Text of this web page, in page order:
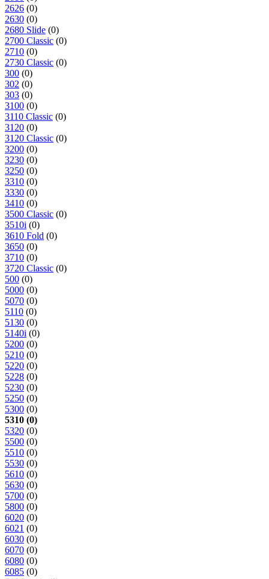
2626 (0)
2630 (0)
2680 Slide (0)
2700 Classic (0)
2710 (0)
2730 Classic (0)
300 (0)
302 (0)
303 (0)
3100 (0)
3110 Classic (0)
3120 (0)
3120 Classic (0)
3200 (0)
3230 (0)
3250 (0)
3310 (0)
3330 (0)
3410 (0)
3500 Classic (0)
3510i (0)
3610 Fold (0)
3650 (0)
3710 (0)
3720 Classic (0)
500 (0)
5000 (0)
5070 (0)
5110 (0)
5130 (0)
5140i (0)
5200 (0)
5210 (0)
5220 (0)
5228 (0)
5230 (0)
5250 (0)
5300 (0)
5310 (0)
5320 (0)
5500 (0)
5510 (0)
5530 (0)
5610 (0)
5630 (0)
5700 (0)
5800 (0)
6020 (0)
6021 (0)
6030 (0)
6070 (0)
6080 (0)
6085 (0)